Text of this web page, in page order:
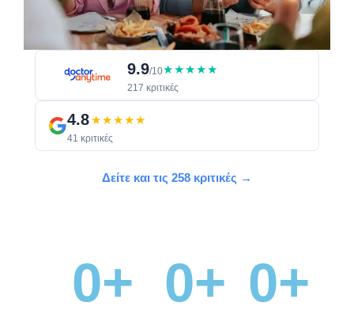
9.9/10★★★★★
217 κριτικές
4.8★★★★★
41 κριτικές
Δείτε και τις 258 κριτικές →
0+ 0+ 0+